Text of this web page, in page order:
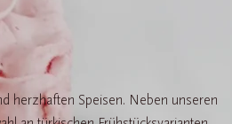
herzhaften Speisen. Neben unseren